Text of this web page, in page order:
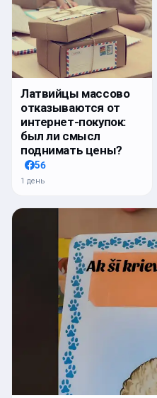
Латвийцы массово
отказываются от
интернет-покупок:
был ли смысл
поднимать цены?
56
1 день